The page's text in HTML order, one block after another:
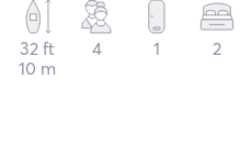
32 ft
10 m
4 1 2